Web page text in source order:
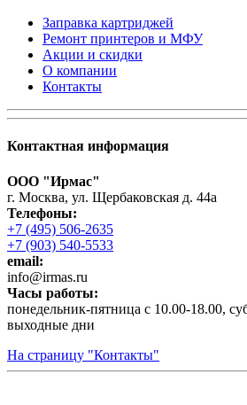
Заправка картриджей
Ремонт принтеров и МФУ
Акции и скидки
О компании
Контакты
Контактная информация
ООО "Ирмас"
г. Москва, ул. Щербаковская д. 44а
Телефоны:
+7 (495) 506-2635
+7 (903) 540-5533
email:
infо@irmas.ru
Часы работы:
понедельник-пятница с 10.00-18.00,
выходные дни
На страницу "Контакты"